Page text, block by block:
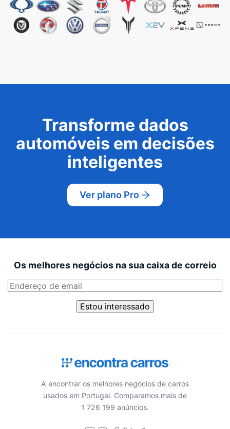
Transforme dados
automóveis em decisões
inteligentes
Ver plano Pro
Os melhores negócios na sua caixa de correio
Estou interessado
A encontrar os melhores negócios de carros
usados em Portugal. Comparamos mais de
1 726 199 anúncios.